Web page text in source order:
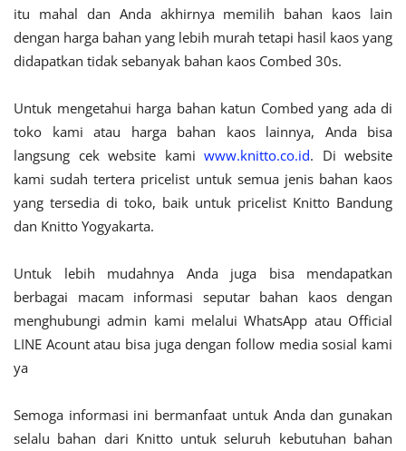
itu mahal dan Anda akhirnya memilih bahan kaos lain
dengan harga bahan yang lebih murah tetapi hasil kaos yang
didapatkan tidak sebanyak bahan kaos Combed 30s.
Untuk mengetahui harga bahan katun Combed yang ada di
toko kami atau harga bahan kaos lainnya, Anda bisa
langsung cek website kami www.knitto.co.id. Di website
kami sudah tertera pricelist untuk semua jenis bahan kaos
yang tersedia di toko, baik untuk pricelist Knitto Bandung
dan Knitto Yogyakarta.
Untuk lebih mudahnya Anda juga bisa mendapatkan
berbagai macam informasi seputar bahan kaos dengan
menghubungi admin kami melalui WhatsApp atau Official
LINE Acount atau bisa juga dengan follow media sosial kami
ya
Semoga informasi ini bermanfaat untuk Anda dan gunakan
selalu bahan dari Knitto untuk seluruh kebutuhan bahan